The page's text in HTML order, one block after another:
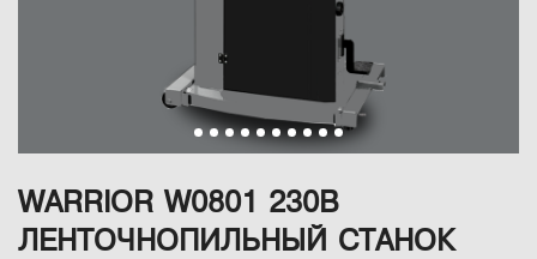
WARRIOR W0801 230В
ЛЕНТОЧНОПИЛЬНЫЙ СТАНОК